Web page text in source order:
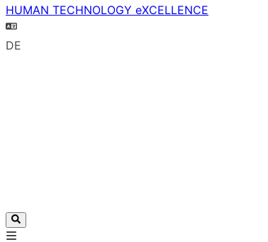
HUMAN TECHNOLOGY eXCELLENCE
DE